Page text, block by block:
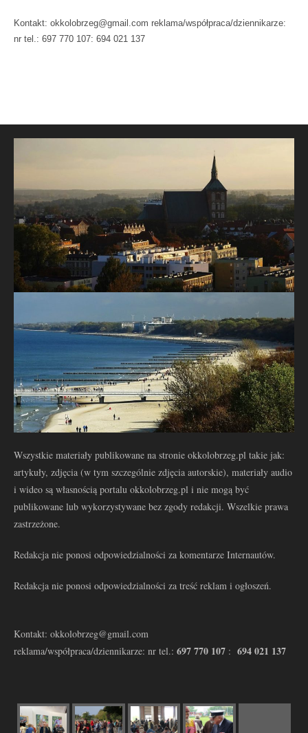
Kontakt: okkolobrzeg@gmail.com reklama/współpraca/dziennikarze:
nr tel.: 697 770 107: 694 021 137
Wszystkie materiały publikowane na stronie okkolobrzeg.pl takie jak:
artykuły, zdjęcia (w tym szczególnie zdjęcia autorskie), materiały audio
i wideo są własnością portalu okkolobrzeg.pl i nie mogą być
publikowane lub wykorzystywane bez zgody redakcji. Wszelkie prawa
zastrzeżone.
Redakcja nie ponosi odpowiedzialności za komentarze Internautów.
Redakcja nie ponosi odpowiedzialności za treść reklam i ogłoszeń.
Kontakt: okkolobrzeg@gmail.com
reklama/współpraca/dziennikarze: nr tel.: 697 770 107 : 694 021 137